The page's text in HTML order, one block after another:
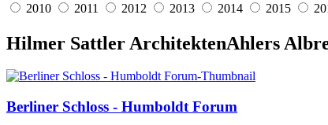
2010
2011 2012 2013 2014 2015
Hilmer Sattler ArchitektenAhlers
Berliner Schloss - Humboldt Forum